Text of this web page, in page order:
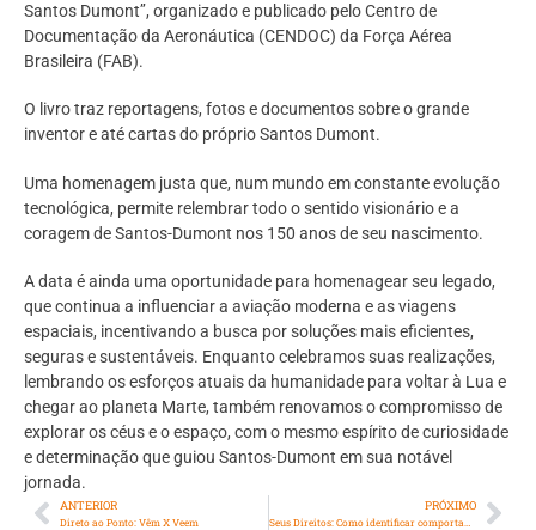
Santos Dumont’’, organizado e publicado pelo Centro de
Documentação da Aeronáutica (CENDOC) da Força Aérea
Brasileira (FAB).
O livro traz reportagens, fotos e documentos sobre o grande
inventor e até cartas do próprio Santos Dumont.
Uma homenagem justa que, num mundo em constante evolução
tecnológica, permite relembrar todo o sentido visionário e a
coragem de Santos-Dumont nos 150 anos de seu nascimento.
A data é ainda uma oportunidade para homenagear seu legado,
que continua a influenciar a aviação moderna e as viagens
espaciais, incentivando a busca por soluções mais eficientes,
seguras e sustentáveis. Enquanto celebramos suas realizações,
lembrando os esforços atuais da humanidade para voltar à Lua e
chegar ao planeta Marte, também renovamos o compromisso de
explorar os céus e o espaço, com o mesmo espírito de curiosidade
e determinação que guiou Santos-Dumont em sua notável
jornada.
ANTERIOR
Direto ao Ponto: Vêm X Veem
PRÓXIMO